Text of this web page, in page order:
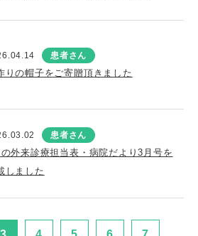
患者さん
りの帽子をご寄贈頂きました
患者さん
外来診療担当表・病院だより3月号を
しました